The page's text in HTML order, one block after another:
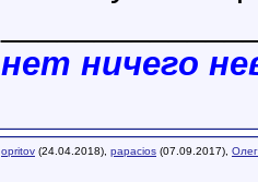
нет ничего
opritov (24.04.2018), papacios (07.09.2017),